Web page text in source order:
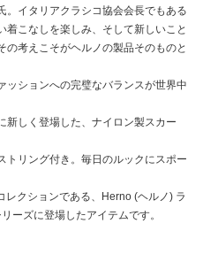
。イタリアクラシコ協会会長でもある
着こなしを楽しみ、そして新しいこと
の考えこそがヘルノの製品そのものと
ッションへの完璧なバランスが世界中
新しく登場した、ナイロン製スカー
トリング付き。毎日のルックにスポー
クションである、Herno (ヘルノ) ラ
ーズに登場したアイテムです。